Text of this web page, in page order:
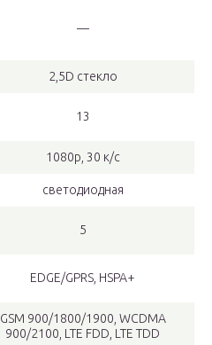
—
2,5D стекло
13
1080р, 30 к/с
светодиодная
5
EDGE/GPRS, HSPA+
GSM 900/1800/1900, WCDMA
900/2100, LTE FDD, LTE TDD